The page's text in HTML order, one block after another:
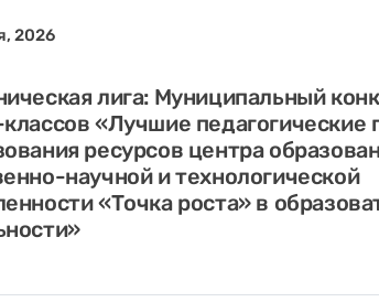
2026
лига: Муниципальный
«Лучшие педагогические
ресурсов центра
научной и технологической
«Точка роста» в